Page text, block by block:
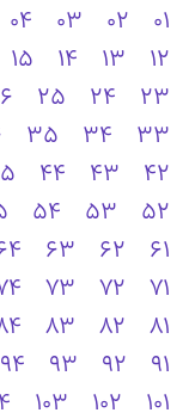
01
02
03
04
12
13
14
15
23
24
25
33
34
35
42
43
44
52
53
54
61
62
63
71
72
73
81
82
83
91
92
93
94
101
102
103